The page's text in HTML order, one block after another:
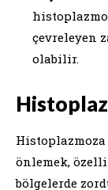
çevreleyen
olabilir.
önlemek,
bölgelerde